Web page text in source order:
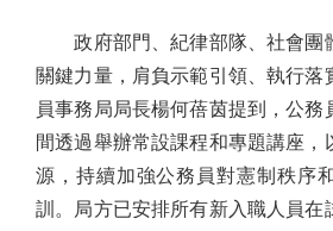
政府部門、紀律部隊、社會團
關鍵力量，肩負示範引領、執行落
員事務局局長楊何蓓茵提到，公務
間透過舉辦常設課程和專題講座，
源，持續加強公務員對憲制秩序
訓。局方已安排所有新入職人員在